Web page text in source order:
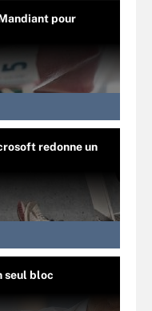
pour
redonne un
seul bloc